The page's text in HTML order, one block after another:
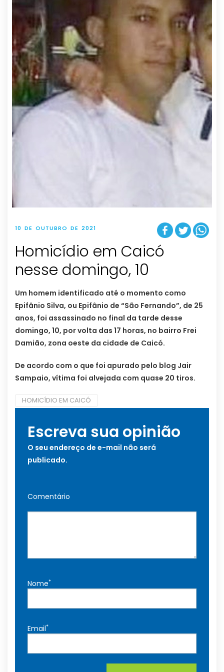
10 DE OUTUBRO DE 2021
Homicídio em Caicó
nesse domingo, 10
Um homem identificado até o momento como
Epifânio Silva, ou Epifânio de “São Fernando”, de 25
anos, foi assassinado no final da tarde desse
domingo, 10, por volta das 17 horas, no bairro Frei
Damião, zona oeste da cidade de Caicó.
De acordo com o que foi apurado pelo blog Jair
Sampaio, vítima foi alvejada com quase 20 tiros.
HOMICÍDIO EM CAICÓ
Escreva sua opinião
O seu endereço de e-mail não será
publicado.
Comentário
Nome*
Email*